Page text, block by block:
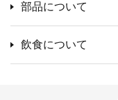
部品について
飲食について